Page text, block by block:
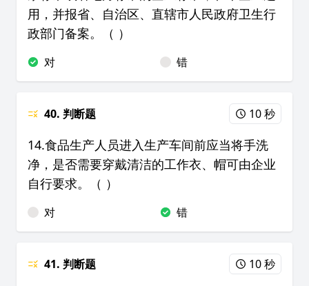
用，并报省、自治区、直辖市人民政府卫生行
政部门备案。（ ）
对 错
40. 判断题 10 秒
14.食品生产人员进入生产车间前应当将手洗
净，是否需要穿戴清洁的工作衣、帽可由企业
自行要求。（ ）
对 错
41. 判断题 10 秒